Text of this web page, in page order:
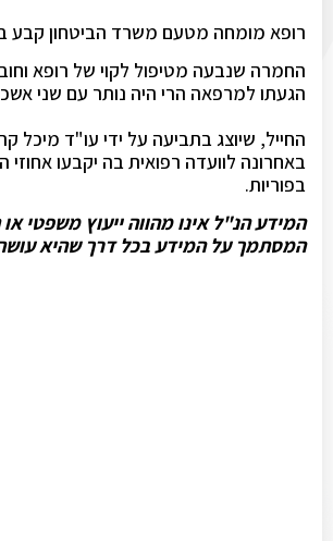
רופא מומחה מטעם משרד הביטחון קבע
הגעתו למרפאה הרי היה נותר עם שני
החייל, שיוצג בתביעה על ידי עו"ד
באחרונה לוועדה רפואית בה יקבעו
בפוריות.
המידע הנ"ל אינו מהווה ייעוץ משפטי
המסתמך על המידע בכל דרך שהיא עושה